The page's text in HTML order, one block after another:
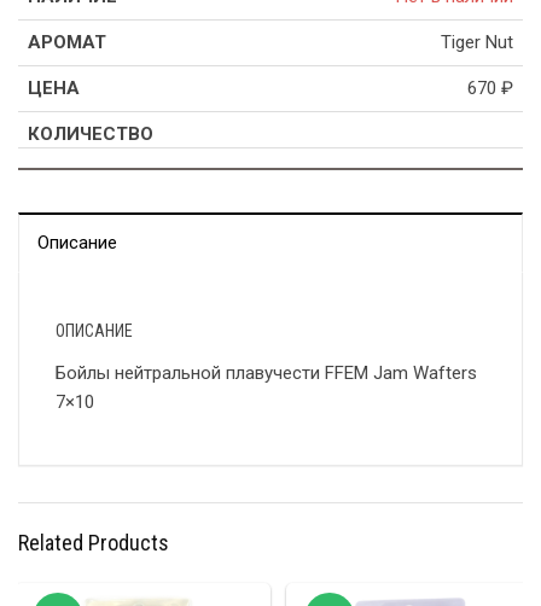
Tiger Nut
670 ₽
Описание
ОПИСАНИЕ
Бойлы нейтральной плавучести FFEM Jam Wafters
7×10
Related Products